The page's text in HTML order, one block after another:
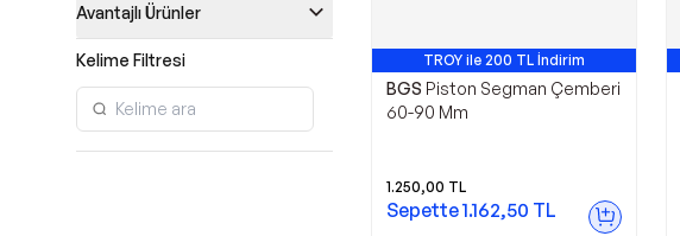
Avantajlı Ürünler
Kelime Filtresi TROY ile 200 TL İndirim
BGS Piston Segman Çemberi
60-90 Mm
1.250,00 TL
Sepette1.162,50 TL